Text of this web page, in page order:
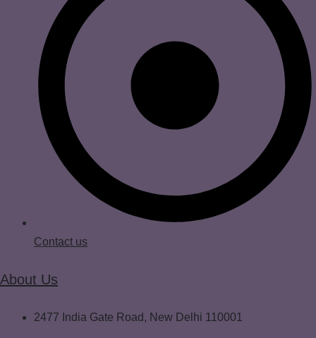
Contact us
About Us
2477 India Gate Road, New Delhi 110001